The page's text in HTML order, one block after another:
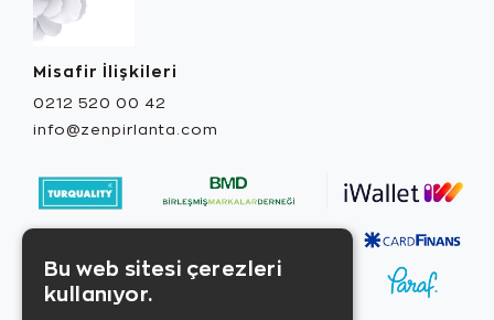
Misafir İlişkileri
0212 520 00 42
info@zenpirlanta.com
Bu web sitesi çerezleri
kullanıyor.